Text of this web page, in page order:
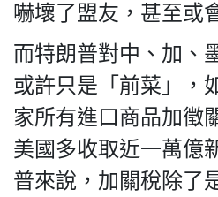
我們的立場
嚇壞了盟友，甚至或
而特朗普對中、加、
或許只是「前菜」，
家所有進口商品加徵
美國多收取近一萬億
普來說，加關稅除了